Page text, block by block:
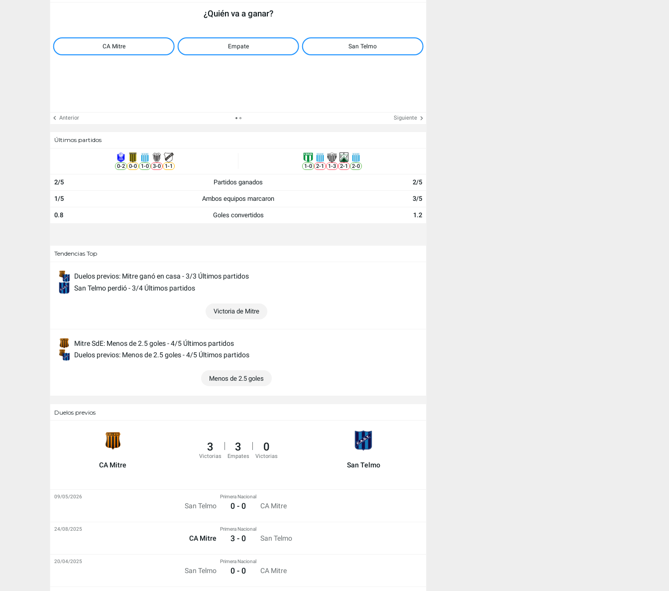
¿Quién va a ganar?
CA Mitre Empate San Telmo
Anterior Siguiente
Últimos partidos
0-2 0-0 1-0 3-0 1-1 1-0 2-1 1-3 2-1 2-0
2/5 Partidos ganados 2/5
1/5 Ambos equipos marcaron 3/5
0.8 Goles convertidos 1.2
Tendencias Top
Duelos previos: Mitre ganó en casa - 3/3 Últimos partidos
San Telmo perdió - 3/4 Últimos partidos
Victoria de Mitre
Mitre SdE: Menos de 2.5 goles - 4/5 Últimos partidos
Duelos previos: Menos de 2.5 goles - 4/5 Últimos partidos
Menos de 2.5 goles
Duelos previos
CA Mitre
3
Victorias
3
Empates
0
Victorias
San Telmo
San Telmo
Primera Nacional
0 - 0 CA Mitre
09/05/2026
CA Mitre
Primera Nacional
3 - 0 San Telmo
24/08/2025
San Telmo
Primera Nacional
0 - 0 CA Mitre
20/04/2025